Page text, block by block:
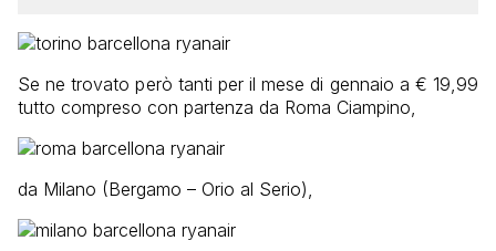
Se ne trovato però tanti per il mese di gennaio a € 19,99
tutto compreso con partenza da Roma Ciampino,
da Milano (Bergamo – Orio al Serio),